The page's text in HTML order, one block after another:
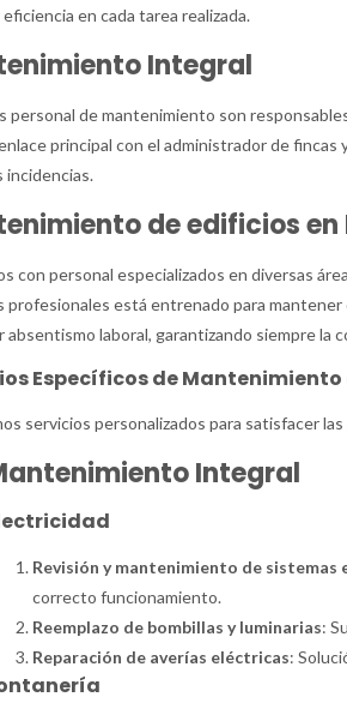
eficiencia en cada tarea realizada.
Integral
personal de mantenimiento son
principal con el administrador de
incidencias.
de edificios
con personal especializados en diversas
profesionales está entrenado para
absentismo laboral, garantizando siempre la
Específicos de
servicios personalizados para satisfacer
Integral
Revisión y mantenimiento de sistemas
correcto funcionamiento.
Reemplazo de bombillas y luminarias:
Reparación de averías eléctricas: